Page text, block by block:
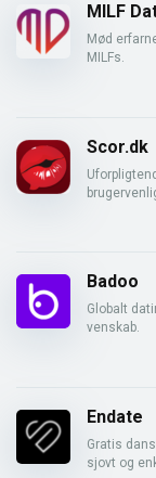
MILF
Mød
MILFs.
Scor.dk
Badoo
Globalt
venskab.
Endate
Gratis
sjovt og